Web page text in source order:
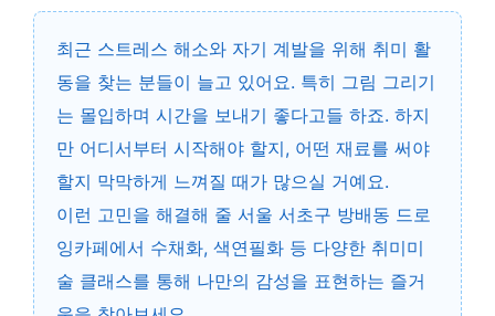
최근 스트레스 해소와 자기 계발을 위해 취미 활
동을 찾는 분들이 늘고 있어요. 특히 그림 그리기
는 몰입하며 시간을 보내기 좋다고들 하죠. 하지
만 어디서부터 시작해야 할지, 어떤 재료를 써야
할지 막막하게 느껴질 때가 많으실 거예요.
이런 고민을 해결해 줄 서울 서초구 방배동 드로
잉카페에서 수채화, 색연필화 등 다양한 취미미
술 클래스를 통해 나만의 감성을 표현하는 즐거